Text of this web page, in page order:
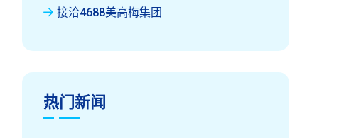
接洽4688美高梅集团
热门新闻